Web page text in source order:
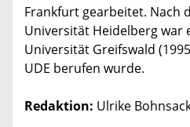
Frankfurt gearbeitet. Nach
Universität Heidelberg war
Universität Greifswald
UDE berufen wurde.
Redaktion: Ulrike